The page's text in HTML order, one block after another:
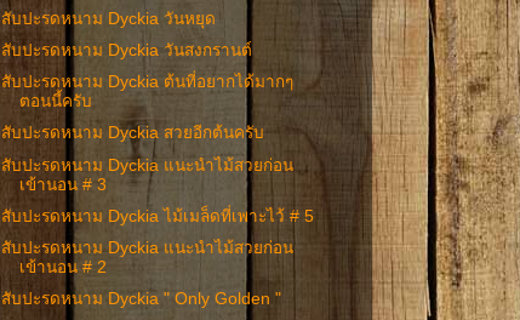
สับปะรดหนาม Dyckia วันหยุด
สับปะรดหนาม Dyckia วันสงกรานต์
สับปะรดหนาม Dyckia ต้นที่อยากได้มากๆ
ตอนนี้ครับ
สับปะรดหนาม Dyckia สวยอีกต้นครับ
สับปะรดหนาม Dyckia แนะนำไม้สวยก่อน
เข้านอน # 3
สับปะรดหนาม Dyckia ไม้เมล็ดที่เพาะไว้ # 5
สับปะรดหนาม Dyckia แนะนำไม้สวยก่อน
เข้านอน # 2
สับปะรดหนาม Dyckia " Only Golden "